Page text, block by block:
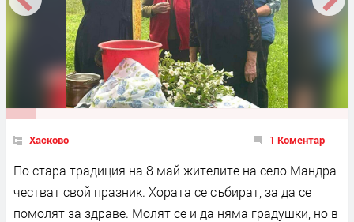
Хасково 1 Коментар
По стара традиция на 8 май жителите на село Мандра
честват свой празник. Хората се събират, за да се
помолят за здраве. Молят се и да няма градушки, но в